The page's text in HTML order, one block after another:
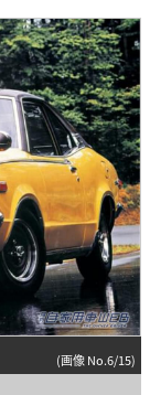
(画像 No.6/15)